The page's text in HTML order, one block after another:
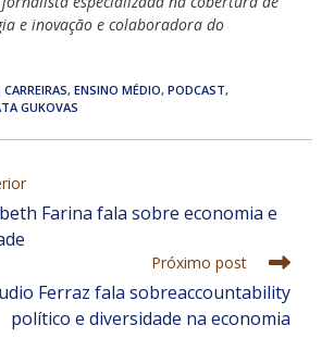
e inovação e colaboradora do
CARREIRAS, ENSINO MÉDIO, PODCAST,
GUKOVAS
Farina fala sobre economia e
Próximo post
Ferraz fala sobreaccountability
político e diversidade na economia